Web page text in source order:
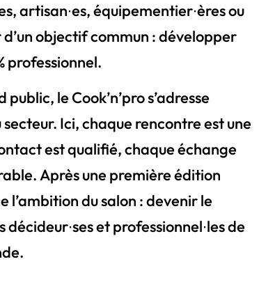
artisan∙es, équipementier∙ères ou
objectif commun : développer
professionnel.
le Cook’n’pro s’adresse
Ici, chaque rencontre est une
est qualifié, chaque échange
Après une première édition
l’ambition du salon : devenir le
et professionnel∙les de